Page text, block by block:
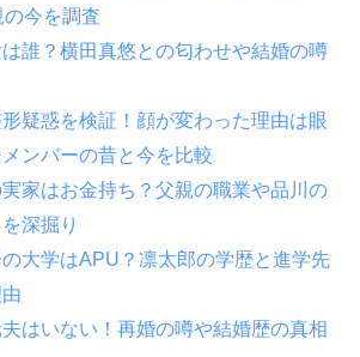
今を調査
誰？横田真悠との匂わせや結婚の噂
疑惑を検証！顔が変わった理由は眼
ンバーの昔と今を比較
家はお金持ち？父親の職業や品川の
深掘り
大学はAPU？凛太郎の学歴と進学先
はいない！再婚の噂や結婚歴の真相